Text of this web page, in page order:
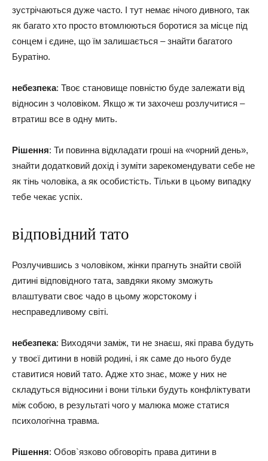
зустрічаються дуже часто. І тут немає нічого дивного, так
як багато хто просто втомлюються боротися за місце під
сонцем і єдине, що їм залишається – знайти багатого
Буратіно.
небезпека: Твоє становище повністю буде залежати від
відносин з чоловіком. Якщо ж ти захочеш розлучитися –
втратиш все в одну мить.
Рішення: Ти повинна відкладати гроші на «чорний день»,
знайти додатковий дохід і зуміти зарекомендувати себе не
як тінь чоловіка, а як особистість. Тільки в цьому випадку
тебе чекає успіх.
відповідний тато
Розлучившись з чоловіком, жінки прагнуть знайти своїй
дитині відповідного тата, завдяки якому зможуть
влаштувати своє чадо в цьому жорстокому і
несправедливому світі.
небезпека: Виходячи заміж, ти не знаєш, які права будуть
у твоєї дитини в новій родині, і як саме до нього буде
ставитися новий тато. Адже хто знає, може у них не
складуться відносини і вони тільки будуть конфліктувати
між собою, в результаті чого у малюка може статися
психологічна травма.
Рішення: Обов`язково обговоріть права дитини в